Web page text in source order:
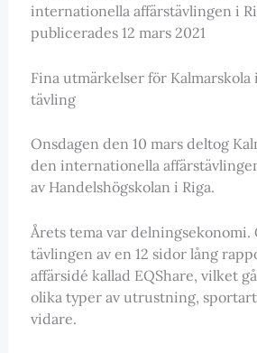
internationella affärstävlingen i
publicerades 12 mars 2021
Fina utmärkelser för
tävling
Onsdagen den 10 mars deltog
den internationella
av Handelshögskolan i Riga.
Årets tema var delningsekonomi.
tävlingen av en 12 sidor lång
affärsidé kallad EQShare, vilket
olika typer av utrustning,
vidare.